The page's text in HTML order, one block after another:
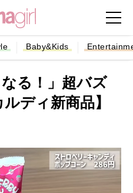
Baby&Kids
なる！」超バズ
ディ新商品】